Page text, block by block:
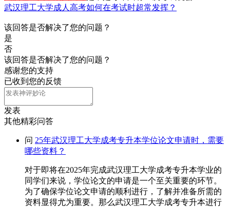
武汉理工大学成人高考如何在考试时超常发挥？
该回答是否解决了您的问题？
是
否
该回答是否解决了您的问题？
感谢您的支持
已收到您的反馈
发表
其他精彩问答
问 25年武汉理工大学成考专升本学位论文申请时，需要
哪些资料？
对于即将在2025年完成武汉理工大学成考专升本学业的
同学们来说，学位论文的申请是一个至关重要的环节。
为了确保学位论文申请的顺利进行，了解并准备所需的
资料显得尤为重要。那么武汉理工大学成考专升本进行